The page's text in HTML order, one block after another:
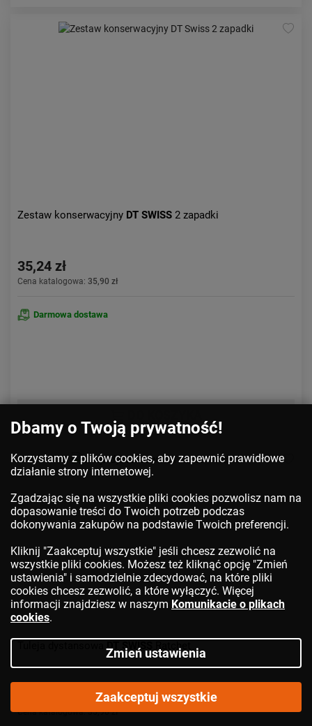
Zestaw konserwacyjny DT SWISS 2 zapadki
35,24 zł
Cena katalogowa: 35,90 zł
Darmowa dostawa
Tuleja dystansowaDT SWISS Ratchet
Cena katalogowa:35,90 zł
Dbamy o Twoją prywatność!
Korzystamy z plików cookies, aby zapewnić prawidłowe
działanie strony internetowej.
Zgadzając się na wszystkie pliki cookies pozwolisz nam na
dopasowanie treści do Twoich potrzeb podczas
dokonywania zakupów na podstawie Twoich preferencji.
Kliknij "Zaakceptuj wszystkie" jeśli chcesz zezwolić na
wszystkie pliki cookies. Możesz też kliknąć opcję "Zmień
ustawienia" i samodzielnie zdecydować, na które pliki
cookies chcesz zezwolić, a które wyłączyć. Więcej
informacji znajdziesz w naszym Komunikacie o plikach
cookies.
Zmień ustawienia
Zaakceptuj wszystkie